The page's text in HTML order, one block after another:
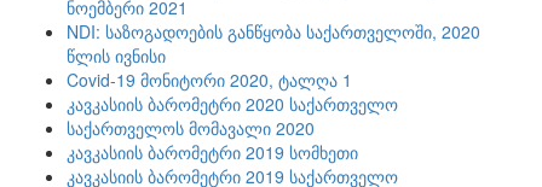
ნოემბერი 2021
NDI: საზოგადოების განწყობა საქართველოში, 2020
წლის ივნისი
Covid-19 მონიტორი 2020, ტალღა 1
კავკასიის ბარომეტრი 2020 საქართველო
საქართველოს მომავალი 2020
კავკასიის ბარომეტრი 2019 სომხეთი
კავკასიის ბარომეტრი 2019 საქართველო